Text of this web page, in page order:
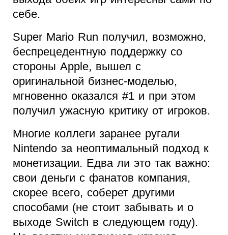
себе.
Super Mario Run получил, возможно,
беспрецедентную поддержку со
стороны Apple, вышел с
оригинальной бизнес-моделью,
мгновенно оказался #1 и при этом
получил ужасную критику от игроков.
Многие коллеги заранее ругали
Nintendo за неоптимальный подход к
монетизации. Едва ли это так важно:
свои деньги с фанатов компания,
скорее всего, соберет другими
способами (не стоит забывать и о
выходе Switch в следующем году).